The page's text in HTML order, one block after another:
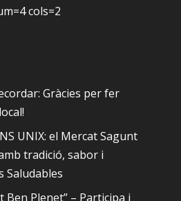
cols=2
Gràcies per fer
UNIX: el Mercat Sagunt
tradició, sabor i
Saludables
Ben Plenet” – Participa i